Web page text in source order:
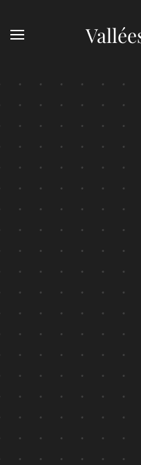
Skip to main content